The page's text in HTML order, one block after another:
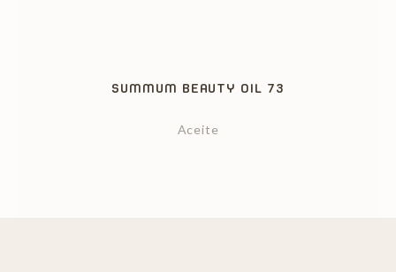
SUMMUM BEAUTY OIL 73
Aceite